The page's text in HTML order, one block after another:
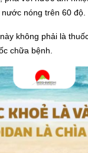
nóng trên 60 độ.
không phải là
chữa bệnh.